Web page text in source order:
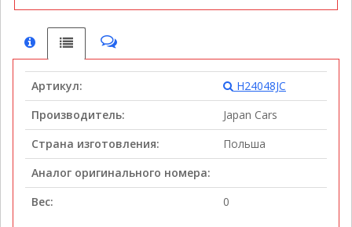
Артикул:
H24048JC
Производитель:
Japan Cars
Страна изготовления:
Польша
Аналог оригинального номера:
Вес:
0